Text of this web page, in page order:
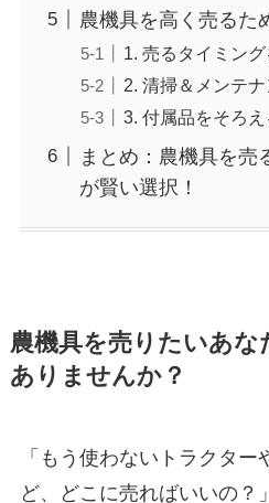
農機具を高く売るた
1. 売るタイミン
2. 清掃＆メンテ
3. 付属品をそろえ
まとめ：農機具を売
が賢い選択！
農機具を売りたいあ
ありませんか？
「もう使わないトラクタ
ど、どこに売ればいいの？